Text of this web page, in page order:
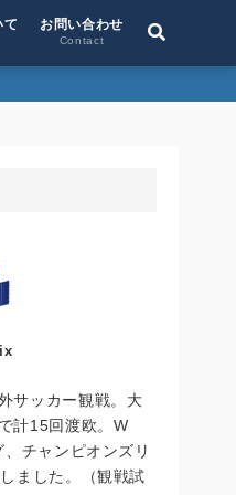
て お問い合わせ
Contact
サッカー観戦。大
計15回渡欧。W
チャンピオンズリ
ました。（観戦試